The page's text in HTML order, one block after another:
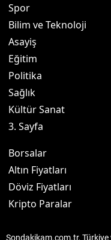
Spor
Bilim ve Teknoloji
Asayiş
Eğitim
Politika
Sağlık
Kültür Sanat
3. Sayfa
Borsalar
Altın Fiyatları
Döviz Fiyatları
Kripto Paralar
Sondakikam.com.tr,